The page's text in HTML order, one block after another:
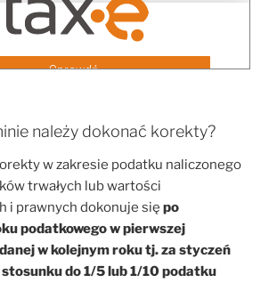
należy dokonać korekty?
w zakresie podatku naliczonego
trwałych lub wartości
i prawnych dokonuje się po
podatkowego w pierwszej
w kolejnym roku tj. za styczeń
do 1/5 lub 1/10 podatku